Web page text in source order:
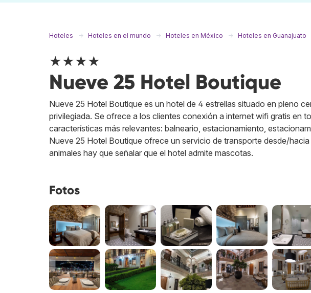
Hoteles Hoteles en el mundo Hoteles en México Hoteles en Guanajuato
★★★★
Nueve 25 Hotel Boutique
Nueve 25 Hotel Boutique es un hotel de 4 estrellas situado en pleno
privilegiada. Se ofrece a los clientes conexión a internet wifi gratis en
características más relevantes: balneario, estacionamiento,
Nueve 25 Hotel Boutique ofrece un servicio de transporte desde/
animales hay que señalar que el hotel admite mascotas.
Fotos